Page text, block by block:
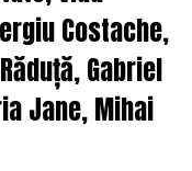
Costache,
Gabriel
Jane, Mihai